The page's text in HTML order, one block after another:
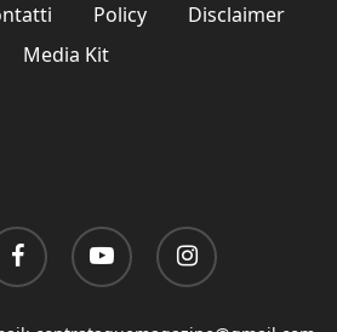
Policy
Disclaimer
Media Kit
youtube instagram